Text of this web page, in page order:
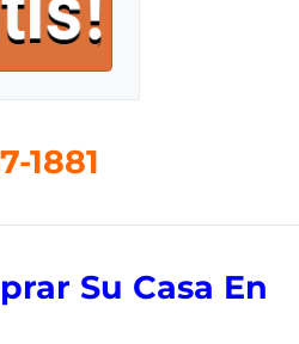
1881
Su Casa En